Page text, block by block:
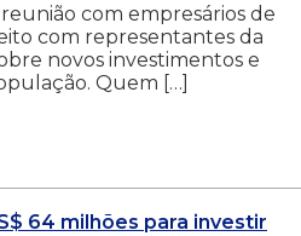
com empresários de
com representantes da
novos investimentos e
Quem […]
64 milhões para investir